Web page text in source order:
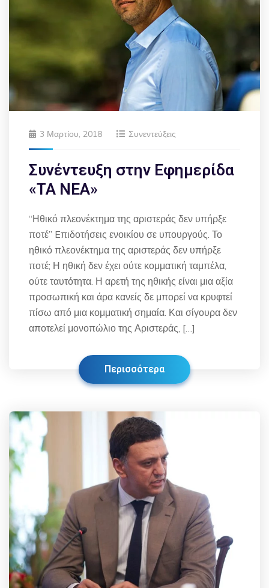
3 Μαρτίου, 2018 Συνεντεύξεις
Συνέντευξη στην Εφημερίδα
«ΤΑ ΝΕΑ»
“Ηθικό πλεονέκτημα της αριστεράς δεν υπήρξε
ποτέ” Eπιδοτήσεις ενοικίου σε υπουργούς. Το
ηθικό πλεονέκτημα της αριστεράς δεν υπήρξε
ποτέ; Η ηθική δεν έχει ούτε κομματική ταμπέλα,
ούτε ταυτότητα. Η αρετή της ηθικής είναι μια αξία
προσωπική και άρα κανείς δε μπορεί να κρυφτεί
πίσω από μια κομματική σημαία. Και σίγουρα δεν
αποτελεί μονοπώλιο της Αριστεράς, […]
Περισσότερα